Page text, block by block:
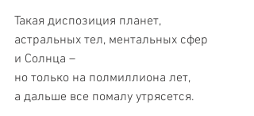
Такая диспозиция планет,
астральных тел, ментальных сфер
и Солнца –
но только на полмиллиона лет,
а дальше все помалу утрясется.